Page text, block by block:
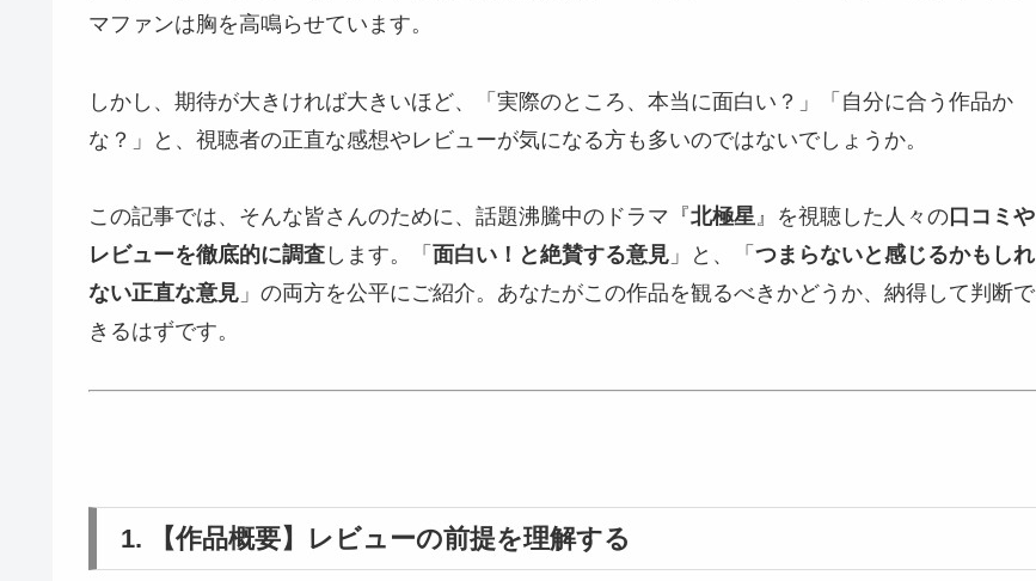
マファンは胸を高鳴らせています。
しかし、期待が大きければ大きいほど、「実際のところ、本当に面白い？」「自分に合う作品か
な？」と、視聴者の正直な感想やレビューが気になる方も多いのではないでしょうか。
この記事では、そんな皆さんのために、話題沸騰中のドラマ『北極星』を視聴した人々の 口コミや
レビューを徹底的に調査 します。「 面白い！と絶賛する意見 」と、「 つまらないと感じるかもしれ
ない正直な意見 」の両方を公平にご紹介。あなたがこの作品を観るべきかどうか、納得して判断で
きるはずです。
1. 【作品概要】レビューの前提を理解する